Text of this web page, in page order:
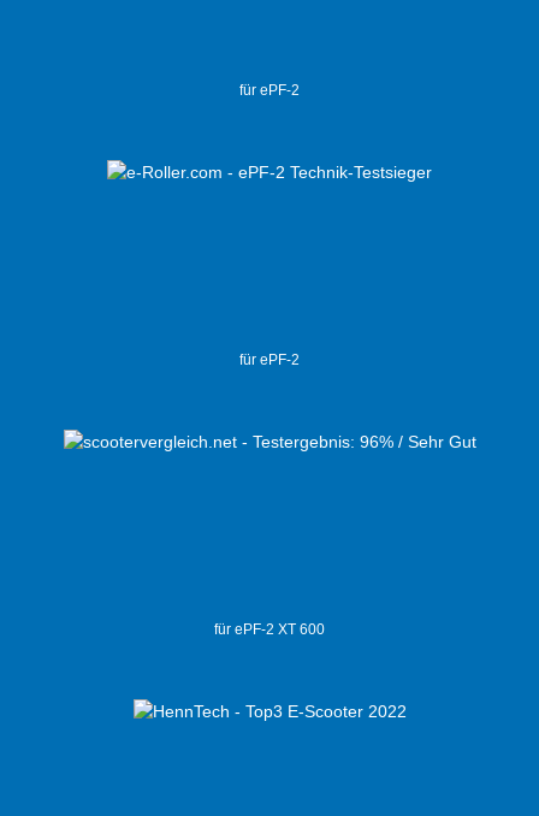
für ePF-2
für ePF-2
für ePF-2 XT 600